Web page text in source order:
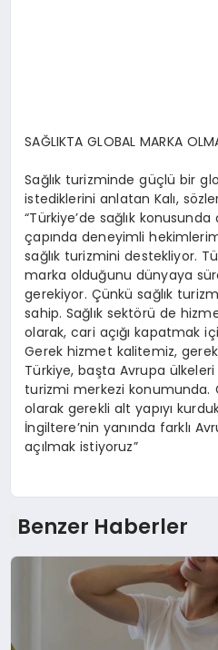
SAĞLIKTA GLOBAL MARKA
Sağlık turizminde güçlü bir
istediklerini anlatan Kalı,
“Türkiye’de sağlık
çapında deneyimli
sağlık turizmini destekliyor.
marka olduğunu dünyaya
gerekiyor. Çünkü sağlık
sahip. Sağlık sektörü de
olarak, cari açığı kapatmak
Gerek hizmet kalitemiz,
Türkiye, başta Avrupa
turizmi merkezi konumunda.
olarak gerekli alt yapıyı
İngiltere’nin yanında farklı
açılmak istiyoruz”
Benzer Haberler